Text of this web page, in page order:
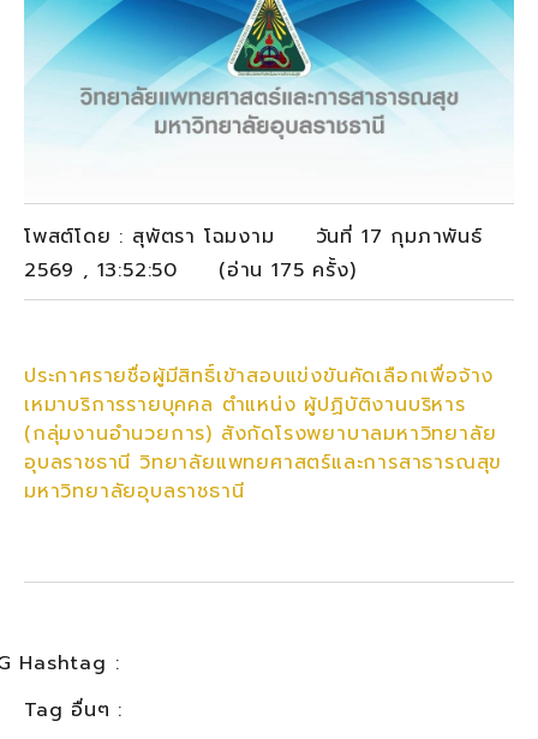
โพสต์โดย : สุพัตรา โฉมงาม วันที่ 17 กุมภาพันธ์
2569 , 13:52:50 (อ่าน 175 ครั้ง)
ประกาศรายชื่อผู้มีสิทธิ์เข้าสอบแข่งขันคัดเลือกเพื่อจ้าง
เหมาบริการรายบุคคล ตำแหน่ง ผู้ปฏิบัติงานบริหาร
(กลุ่มงานอำนวยการ) สังกัดโรงพยาบาลมหาวิทยาลัย
อุบลราชธานี วิทยาลัยแพทยศาสตร์และการสาธารณสุข
มหาวิทยาลัยอุบลราชธานี
Hashtag :
Tag อื่นๆ :